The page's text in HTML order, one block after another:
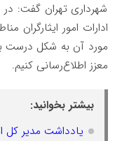
شهرداری تهران گفت:
ادارات امور ایثارگران
مورد آن به شکل درست
معزز اطلاع‌رسانی کنیم.
بیشتر بخوانید:
یادداشت مدیر کل